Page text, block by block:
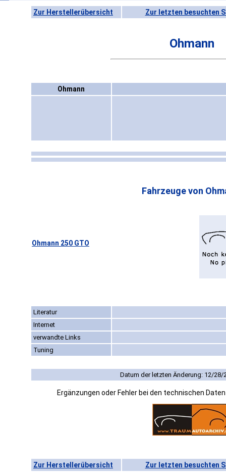
Zur Herstellerübersicht Zur letzten besuchten
Ohmann
Ohmann
Fahrzeuge von
Ohmann 250 GTO
Literatur
Internet
verwandte Links
Tuning
Datum der letzten Änderung: 12/28/
Ergänzungen oder Fehler bei den technischen
Zur Herstellerübersicht Zur letzten besuchten